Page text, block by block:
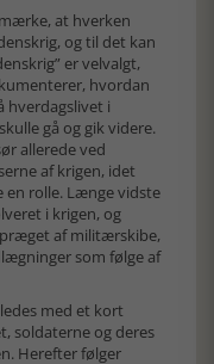
at hverken
og til det kan
er velvalgt,
hvordan
hverdagslivet i
gå og gik videre.
allerede ved
af krigen, idet
en rolle. Længe vidste
i krigen, og
præget af militærskibe,
som følge af
med et kort
soldaterne og deres
Herefter følger